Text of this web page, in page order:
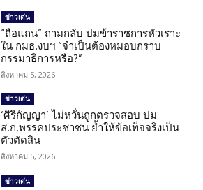
ข่าวเด่น
“ถือแถน” ถามกลับ ปมข้าราชการหัวเราะ
ใน กมธ.งบฯ “จำเป็นต้องหมอบกราบ
กรรมาธิการหรือ?”
สิงหาคม 5, 2026
ข่าวเด่น
‘ศิริกัญญา’ ไม่หวั่นถูกตรวจสอบ ปม
ส.ก.พรรคประชาชน ย้ำให้ข้อเท็จจริงเป็น
ตัวตัดสิน
สิงหาคม 5, 2026
ข่าวเด่น